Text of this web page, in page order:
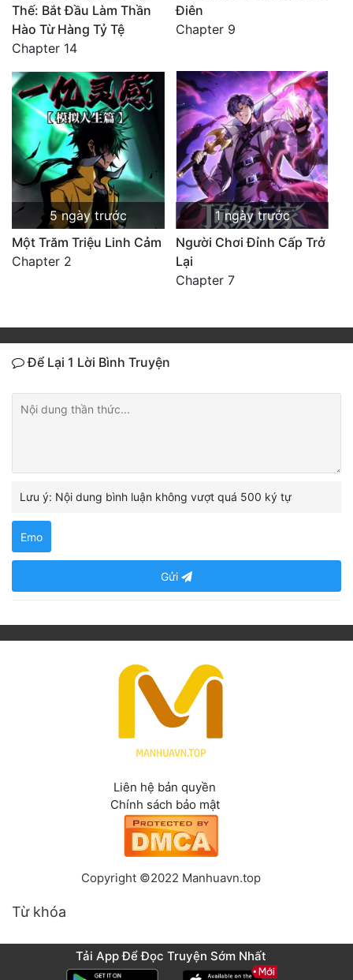
Thế: Bắt Đầu Làm Thần
Hào Từ Hàng Tỷ Tệ
Chapter 14
Điên
Chapter 9
5 ngày trước
Một Trăm Triệu Linh Cảm
Chapter 2
1 ngày trước
Người Chơi Đỉnh Cấp Trở
Lại
Chapter 7
Để Lại 1 Lời Bình Truyện
Lưu ý: Nội dung bình luận không vượt quá 500 ký tự
Emo
Gửi
Liên hệ bản quyền
Chính sách bảo mật
Copyright ©2022 Manhuavn.top
Từ khóa
Tải App Để Đọc Truyện Sớm Nhất